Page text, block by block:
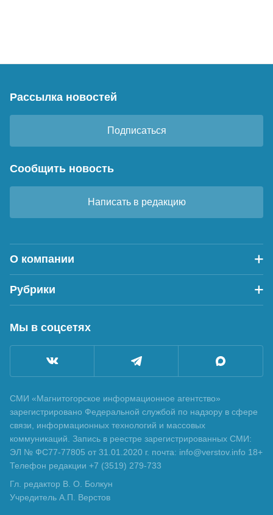
Рассылка новостей
Подписаться
Сообщить новость
Написать в редакцию
О компании
Рубрики
Мы в соцсетях
СМИ «Магнитогорское информационное агентство»
зарегистрировано Федеральной службой по надзору в сфере
связи, информационных технологий и массовых
коммуникаций. Запись в реестре зарегистрированных СМИ:
ЭЛ № ФС77-77805 от 31.01.2020 г. почта: info@verstov.info 18+
Телефон редакции +7 (3519) 279-733
Гл. редактор В. О. Болкун
Учредитель А.П. Верстов